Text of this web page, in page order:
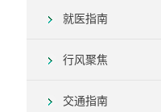
就医指南
行风聚焦
交通指南